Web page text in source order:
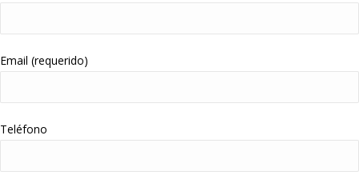
Email (requerido)
Teléfono